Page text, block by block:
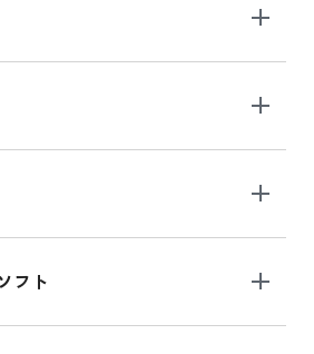
フト
の新品買取価格
新品買取価格はこちら